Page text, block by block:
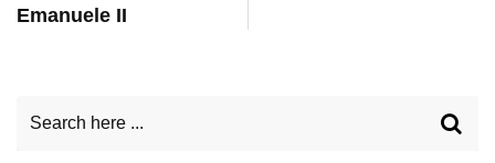
Emanuele II